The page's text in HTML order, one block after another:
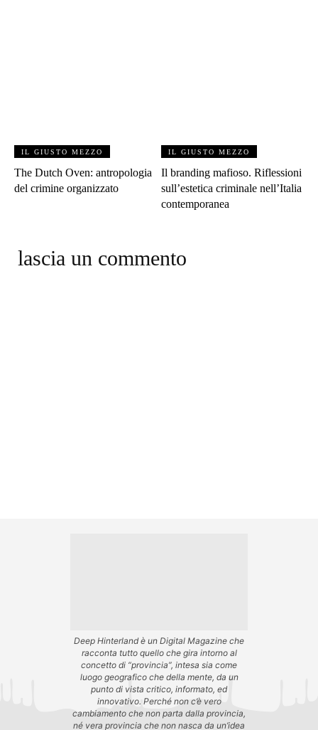
IL GIUSTO MEZZO
The Dutch Oven: antropologia
del crimine organizzato
IL GIUSTO MEZZO
Il branding mafioso. Riflessioni
sull’estetica criminale nell’Italia
contemporanea
lascia un commento
Deep Hinterland è un Digital Magazine che
racconta tutto quello che gira intorno al
concetto di “provincia”, intesa sia come
luogo geografico che della mente, da un
punto di vista critico, informato, ed
innovativo. Perché non c’è vero
cambiamento che non parta dalla provincia,
né vera provincia che non nasca da un’idea